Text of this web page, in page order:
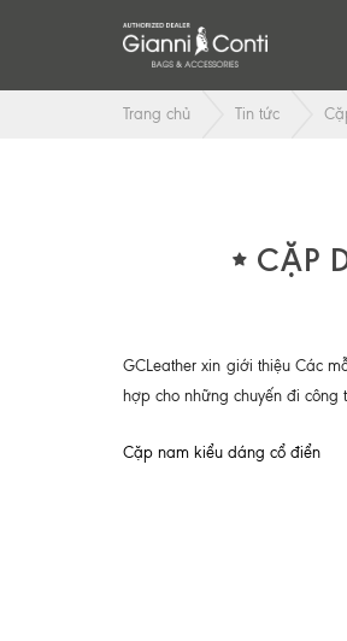
Trang chủ Tin tức
CẶP
GCLeather xin giới thiệu Các
hợp cho những chuyến đi
Cặp nam kiểu dáng cổ điển